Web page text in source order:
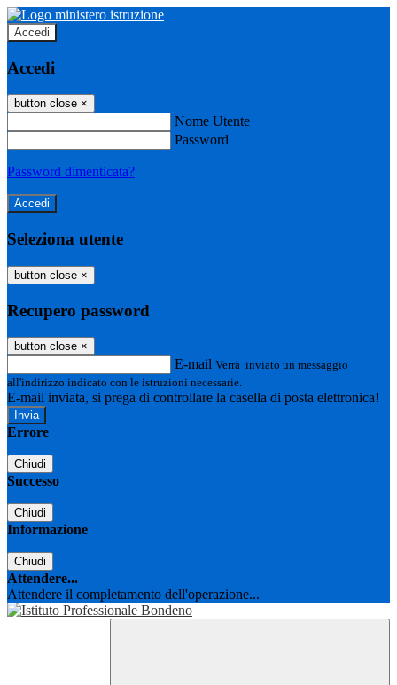
Accedi
Accedi
button close ×
Nome Utente
Password
Password dimenticata?
Seleziona utente
button close ×
Recupero password
button close ×
E-mail Verrà inviato un messaggio
all'indirizzo indicato con le istruzioni necessarie.
E-mail inviata, si prega di controllare la casella di posta elettronica!
Errore
Chiudi
Successo
Chiudi
Informazione
Chiudi
Attendere...
Attendere il completamento dell'operazione...